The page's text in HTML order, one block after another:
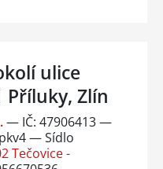
ulice
Příluky, Zlín
— IČ: 47906413 —
— Sídlo
Tečovice -